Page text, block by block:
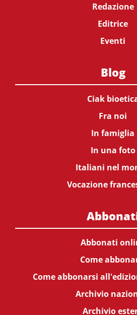
Redazione
Editrice
Eventi
Blog
Ciak
Fra noi
In famiglia
In una foto
Italiani nel
Vocazione
Abbonati
Come
Come abbonarsi
Archivio
Archivio